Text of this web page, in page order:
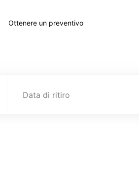
Ottenere un preventivo
Data di ritiro